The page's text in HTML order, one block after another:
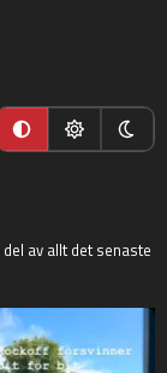
av allt det senaste